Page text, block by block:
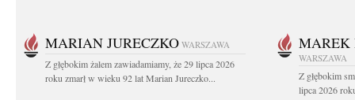
MARIAN JURECZKO WARSZAWA
Z głębokim żalem zawiadamiamy, że 29 lipca 2026
roku zmarł w wieku 92 lat Marian Jureczko...
MAREK
WARSZAWA
Z głębokim
lipca 2026